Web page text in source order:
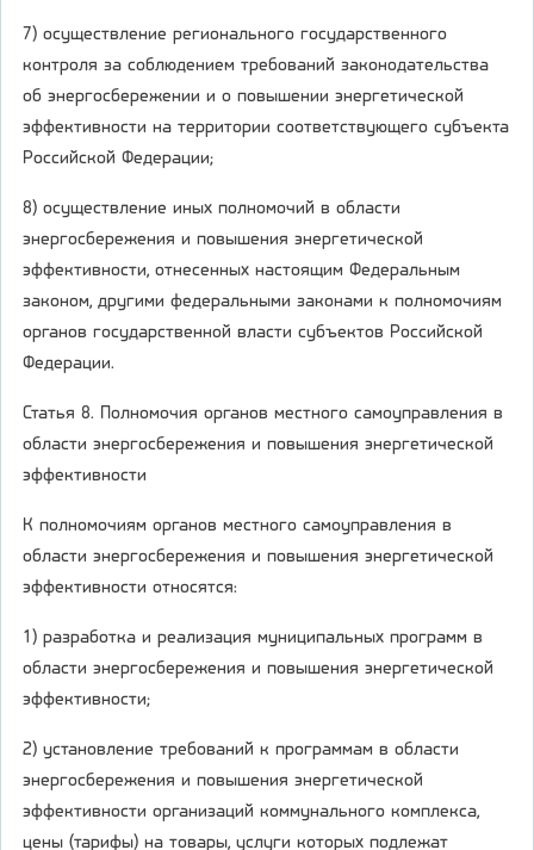
7) осуществление регионального государственного
контроля за соблюдением требований законодательства
об энергосбережении и о повышении энергетической
эффективности на территории соответствующего субъекта
Российской Федерации;
8) осуществление иных полномочий в области
энергосбережения и повышения энергетической
эффективности, отнесенных настоящим Федеральным
законом, другими федеральными законами к полномочиям
органов государственной власти субъектов Российской
Федерации.
Статья 8. Полномочия органов местного самоуправления в
области энергосбережения и повышения энергетической
эффективности
К полномочиям органов местного самоуправления в
области энергосбережения и повышения энергетической
эффективности относятся:
1) разработка и реализация муниципальных программ в
области энергосбережения и повышения энергетической
эффективности;
2) установление требований к программам в области
энергосбережения и повышения энергетической
эффективности организаций коммунального комплекса,
цены (тарифы) на товары, услуги которых подлежат